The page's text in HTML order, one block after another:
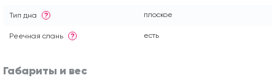
Тип дна ? плоское
Реечная слань ? есть
Габариты и вес